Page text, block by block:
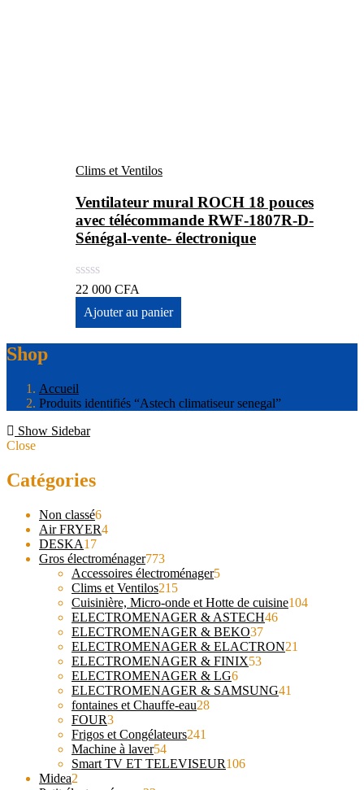
Clims et Ventilos
Ventilateur mural ROCH 18 pouces
avec télécommande RWF-1807R-D-
Sénégal-vente- électronique
22 000 CFA
Ajouter au panier
Shop
Accueil
Produits identifiés “Astech climatiseur senegal”
Show Sidebar
Close
Catégories
Non classé66
produits
Air FRYER44
DESKA1717
produits
Gros électroménager773773
produits
Accessoires électroménager55
Clims et Ventilos215215
produits
Cuisinière, Micro-onde et Hotte de cuisine104104
ELECTROMENAGER & ASTECH4646
ELECTROMENAGER & BEKO3737
produits
ELECTROMENAGER & ELACTRON21
ELECTROMENAGER & FINIX5353
ELECTROMENAGER & LG66
produits
ELECTROMENAGER & SAMSUNG41
fontaines et Chauffe-eau2828
FOUR33
produits
Frigos et Congélateurs241
Machine à laver5454
produits
Smart TV ET TELEVISEUR106106
Midea2